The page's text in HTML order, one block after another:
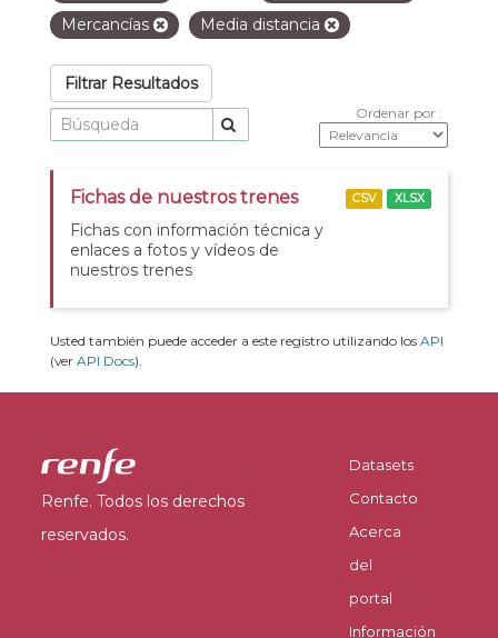
Mercancías
Media distancia
Filtrar Resultados
Ordenar por
Fichas de nuestros trenes
Fichas con información técnica y
enlaces a fotos y vídeos de
nuestros trenes
CSV XLSX
Usted también puede acceder a este registro utilizando los API
(ver API Docs).
Renfe. Todos los derechos
reservados.
Datasets
Contacto
Acerca
del
portal
Información